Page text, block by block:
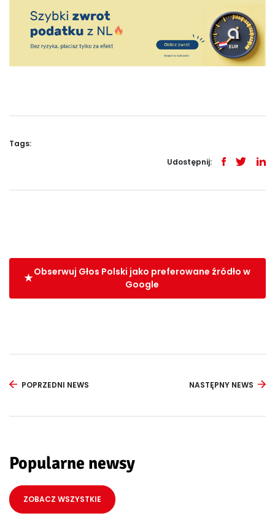
Tags:
Udostępnij:
Obserwuj Głos Polski jako preferowane źródło w
Google
POPRZEDNI NEWS NASTĘPNY NEWS
Popularne newsy
ZOBACZ WSZYSTKIE